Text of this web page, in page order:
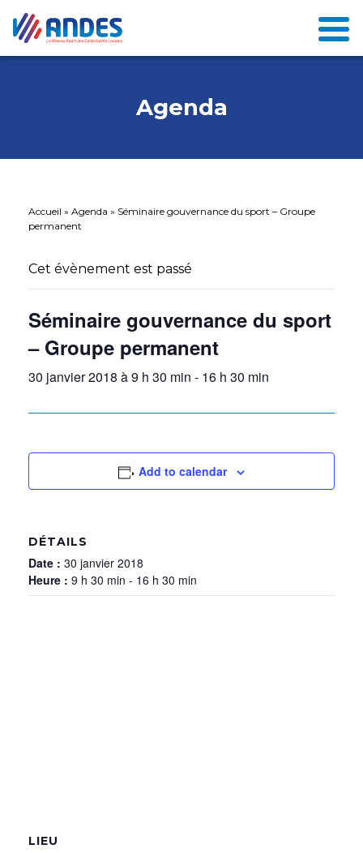
Agenda
Accueil » Agenda » Séminaire gouvernance du sport – Groupe
permanent
Cet évènement est passé
Séminaire gouvernance du sport
– Groupe permanent
30 janvier 2018 à 9 h 30 min - 16 h 30 min
Add to calendar
DÉTAILS
Date : 30 janvier 2018
Heure : 9 h 30 min - 16 h 30 min
LIEU